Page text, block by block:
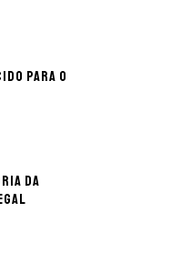
para o
da